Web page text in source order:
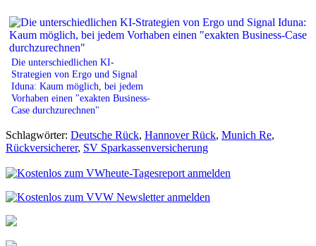
Die unterschiedlichen KI-
Strategien von Ergo und Signal
Iduna: Kaum möglich, bei jedem
Vorhaben einen "exakten Business-
Case durchzurechnen"
Schlagwörter: Deutsche Rück, Hannover Rück, Munich Re,
Rückversicherer, SV Sparkassenversicherung